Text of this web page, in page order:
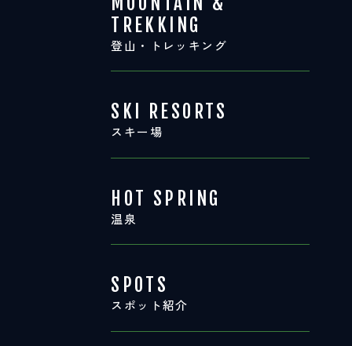
TREKKING
登山・トレッキング
SKI RESORTS
スキー場
HOT SPRING
温泉
SPOTS
スポット紹介